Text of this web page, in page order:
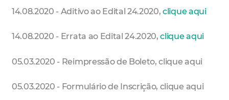
14.08.2020 - Aditivo ao Edital 24.2020,clique aqui
14.08.2020 - Errata ao Edital 24.2020,clique aqui
05.03.2020 - Reimpressão de Boleto, clique aqui
05.03.2020 - Formulário de Inscrição, clique aqui